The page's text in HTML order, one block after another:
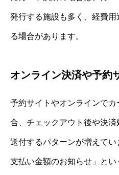
発行する施設も多く、経費
る場合があります。
オンライン決済や予約
予約サイトやオンラインで
合、チェックアウト後や決
送付するパターンが増えて
支払い金額のお知らせ」と